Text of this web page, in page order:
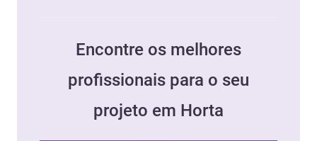
Encontre os melhores
profissionais para o seu
projeto em Horta